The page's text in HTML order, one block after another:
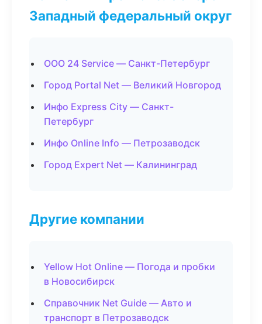
Западный федеральный округ
ООО 24 Service — Санкт-Петербург
Город Portal Net — Великий Новгород
Инфо Express City — Санкт-
Петербург
Инфо Online Info — Петрозаводск
Город Expert Net — Калининград
Другие компании
Yellow Hot Online — Погода и пробки
в Новосибирск
Справочник Net Guide — Авто и
транспорт в Петрозаводск